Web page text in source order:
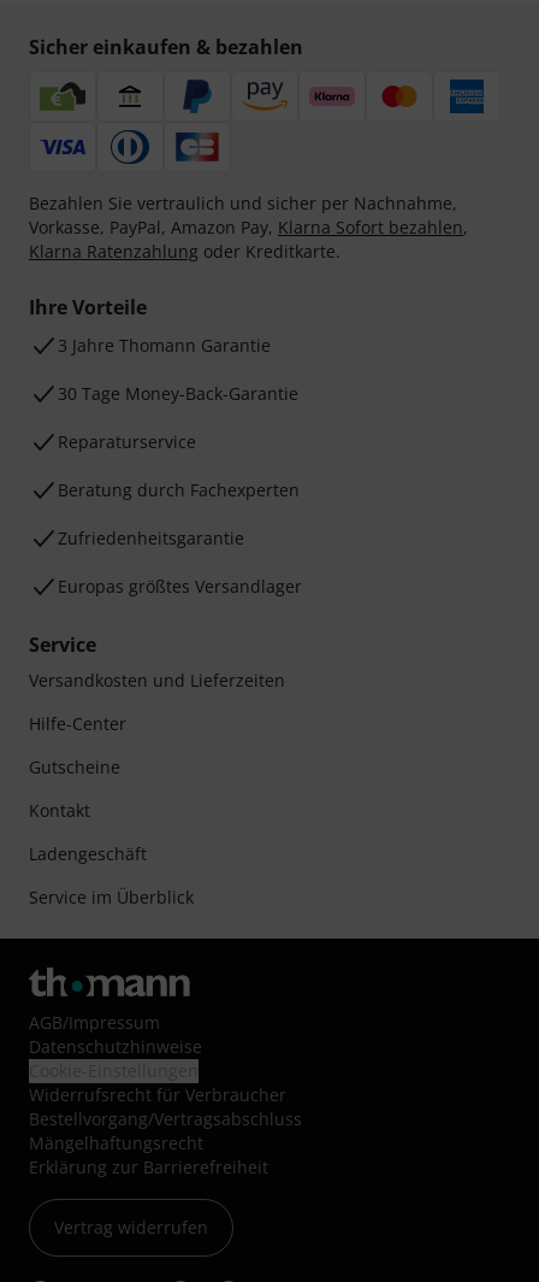
Sicher einkaufen & bezahlen
Bezahlen Sie vertraulich und sicher per Nachnahme,
Vorkasse, PayPal, Amazon Pay, Klarna Sofort bezahlen,
Klarna Ratenzahlung oder Kreditkarte.
Ihre Vorteile
3 Jahre Thomann Garantie
30 Tage Money-Back-Garantie
Reparaturservice
Beratung durch Fachexperten
Zufriedenheitsgarantie
Europas größtes Versandlager
Service
Versandkosten und Lieferzeiten
Hilfe-Center
Gutscheine
Kontakt
Ladengeschäft
Service im Überblick
AGB/Impressum
Datenschutzhinweise
Widerrufsrecht für Verbraucher
Bestellvorgang/Vertragsabschluss
Mängelhaftungsrecht
Erklärung zur Barrierefreiheit
Vertrag widerrufen